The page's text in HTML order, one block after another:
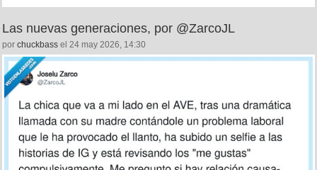
Las nuevas generaciones, por @ZarcoJL
por chuckbass el 24 may 2026, 14:30